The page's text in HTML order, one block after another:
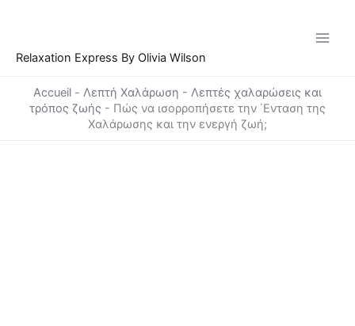
Relaxation Express By Olivia Wilson
Accueil - Λεπτή Χαλάρωση - Λεπτές χαλαρώσεις και
τρόπος ζωής - Πώς να ισορροπήσετε την ΄Ενταση της
Χαλάρωσης και την ενεργή ζωή;